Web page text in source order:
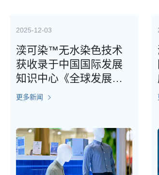
12-03
染™无水染色技术
录于中国国际发展
中心《全球发展报
》
2025-08-
溢维
团荣
应链